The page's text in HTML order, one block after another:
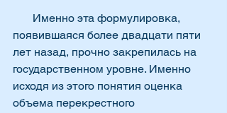
появившаяся более двадцати пяти
лет назад, прочно закрепилась на
государственном уровне. Именно
исходя из этого понятия оценка
объема перекрестного